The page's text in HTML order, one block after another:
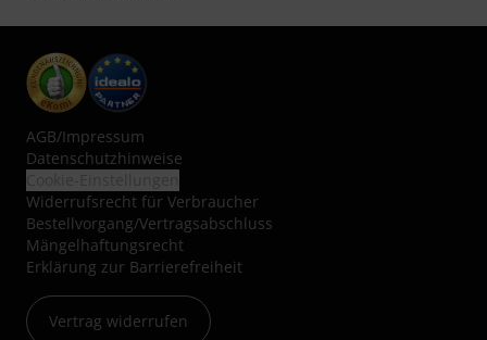
AGB/Impressum
Datenschutzhinweise
Widerrufsrecht für Verbraucher
Bestellvorgang/Vertragsabschluss
Mängelhaftungsrecht
Erklärung zur Barrierefreiheit
Vertrag widerrufen